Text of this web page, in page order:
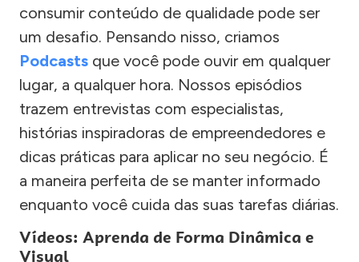
consumir conteúdo de qualidade pode ser
um desafio. Pensando nisso, criamos
Podcasts que você pode ouvir em qualquer
lugar, a qualquer hora. Nossos episódios
trazem entrevistas com especialistas,
histórias inspiradoras de empreendedores e
dicas práticas para aplicar no seu negócio. É
a maneira perfeita de se manter informado
enquanto você cuida das suas tarefas diárias.
Vídeos: Aprenda de Forma Dinâmica e
Visual